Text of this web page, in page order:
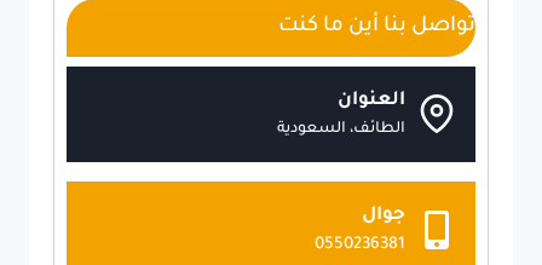
0550236381
مقاول
ساندوتش
بانل
الطائف
تواصل بنا أين ما كنت
العنوان
الطائف، السعودية
جوال
0550236381